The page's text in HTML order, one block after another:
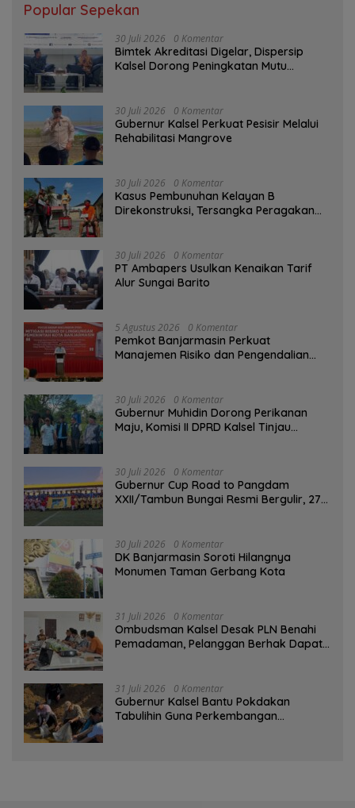
Popular Sepekan
30 Juli 2026 0 Komentar
Bimtek Akreditasi Digelar, Dispersip
Kalsel Dorong Peningkatan Mutu
30 Juli 2026 0 Komentar
Gubernur Kalsel Perkuat Pesisir Melalui
Rehabilitasi Mangrove
30 Juli 2026 0 Komentar
Kasus Pembunuhan Kelayan B
Direkonstruksi, Tersangka Peragakan
30 Juli 2026 0 Komentar
PT Ambapers Usulkan Kenaikan Tarif
Alur Sungai Barito
5 Agustus 2026 0 Komentar
Pemkot Banjarmasin Perkuat
Manajemen Risiko dan Pengendalian
30 Juli 2026 0 Komentar
Gubernur Muhidin Dorong Perikanan
Maju, Komisi II DPRD Kalsel Tinjau
30 Juli 2026 0 Komentar
Gubernur Cup Road to Pangdam
XXII/Tambun Bungai Resmi Bergulir, 27
30 Juli 2026 0 Komentar
DK Banjarmasin Soroti Hilangnya
Monumen Taman Gerbang Kota
31 Juli 2026 0 Komentar
Ombudsman Kalsel Desak PLN Benahi
Pemadaman, Pelanggan Berhak Dapat
31 Juli 2026 0 Komentar
Gubernur Kalsel Bantu Pokdakan
Tabulihin Guna Perkembangan